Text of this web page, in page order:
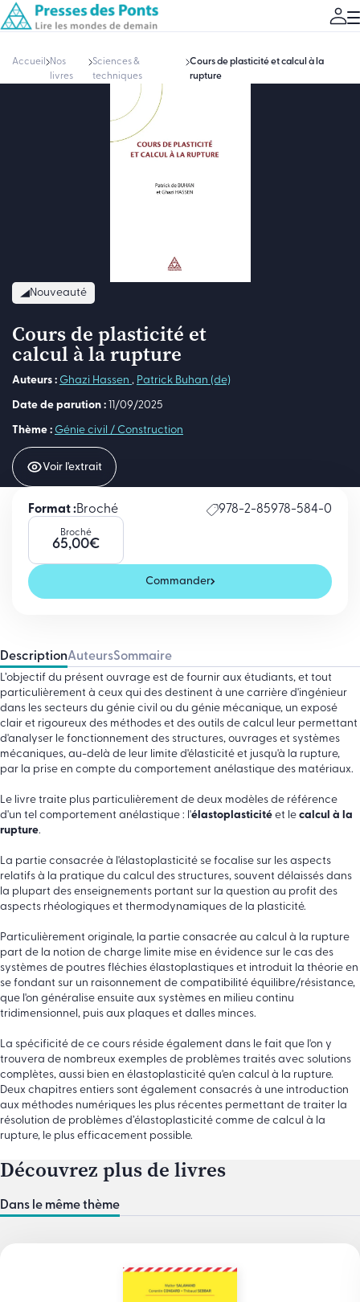
Accueil
Nos
livres
Sciences &
techniques
Cours de plasticité et calcul à la
rupture
Nouveauté
Cours de plasticité et
calcul à la rupture
Auteurs : Ghazi Hassen , Patrick Buhan (de)
Date de parution : 11/09/2025
Thème : Génie civil / Construction
Voir l'extrait
Format :Broché 978-2-85978-584-0
Broché
65,00€
Commander
DescriptionAuteursSommaire
L’objectif du présent ouvrage est de fournir aux étudiants, et tout
particulièrement à ceux qui des destinent à une carrière d'ingénieur
dans les secteurs du génie civil ou du génie mécanique, un exposé
clair et rigoureux des méthodes et des outils de calcul leur permettant
d'analyser le fonctionnement des structures, ouvrages et systèmes
mécaniques, au-delà de leur limite d'élasticité et jusqu'à la rupture,
par la prise en compte du comportement anélastique des matériaux.
Le livre traite plus particulièrement de deux modèles de référence
d'un tel comportement anélastique : l'élastoplasticité et le calcul à la
rupture.
La partie consacrée à l'élastoplasticité se focalise sur les aspects
relatifs à la pratique du calcul des structures, souvent délaissés dans
la plupart des enseignements portant sur la question au profit des
aspects rhéologiques et thermodynamiques de la plasticité.
Particulièrement originale, la partie consacrée au calcul à la rupture
part de la notion de charge limite mise en évidence sur le cas des
systèmes de poutres fléchies élastoplastiques et introduit la théorie en
se fondant sur un raisonnement de compatibilité équilibre/résistance,
que l'on généralise ensuite aux systèmes en milieu continu
tridimensionnel, puis aux plaques et dalles minces.
La spécificité de ce cours réside également dans le fait que l'on y
trouvera de nombreux exemples de problèmes traités avec solutions
complètes, aussi bien en élastoplasticité qu'en calcul à la rupture.
Deux chapitres entiers sont également consacrés à une introduction
aux méthodes numériques les plus récentes permettant de traiter la
résolution de problèmes d’élastoplasticité comme de calcul à la
rupture, le plus efficacement possible.
Découvrez plus de livres
Dans le même thème